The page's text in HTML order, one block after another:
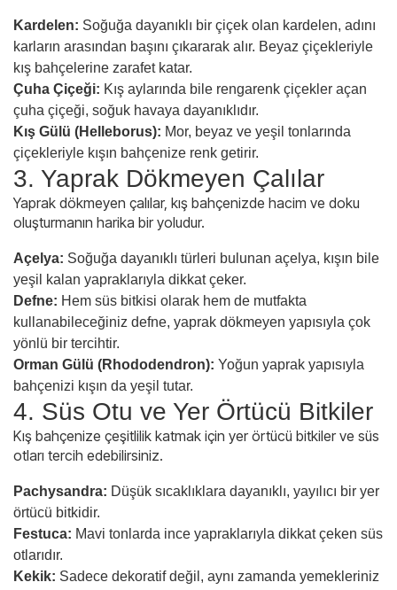
Kardelen: Soğuğa dayanıklı bir çiçek olan kardelen, adını
karların arasından başını çıkararak alır. Beyaz çiçekleriyle
kış bahçelerine zarafet katar.
Çuha Çiçeği: Kış aylarında bile rengarenk çiçekler açan
çuha çiçeği, soğuk havaya dayanıklıdır.
Kış Gülü (Helleborus): Mor, beyaz ve yeşil tonlarında
çiçekleriyle kışın bahçenize renk getirir.
3. Yaprak Dökmeyen Çalılar
Yaprak dökmeyen çalılar, kış bahçenizde hacim ve doku
oluşturmanın harika bir yoludur.
Açelya: Soğuğa dayanıklı türleri bulunan açelya, kışın bile
yeşil kalan yapraklarıyla dikkat çeker.
Defne: Hem süs bitkisi olarak hem de mutfakta
kullanabileceğiniz defne, yaprak dökmeyen yapısıyla çok
yönlü bir tercihtir.
Orman Gülü (Rhododendron): Yoğun yaprak yapısıyla
bahçenizi kışın da yeşil tutar.
4. Süs Otu ve Yer Örtücü Bitkiler
Kış bahçenize çeşitlilik katmak için yer örtücü bitkiler ve süs
otları tercih edebilirsiniz.
Pachysandra: Düşük sıcaklıklara dayanıklı, yayılıcı bir yer
örtücü bitkidir.
Festuca: Mavi tonlarda ince yapraklarıyla dikkat çeken süs
otlarıdır.
Kekik: Sadece dekoratif değil, aynı zamanda yemekleriniz